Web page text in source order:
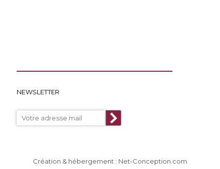
NEWSLETTER
Création & hébergement : Net-Conception.com